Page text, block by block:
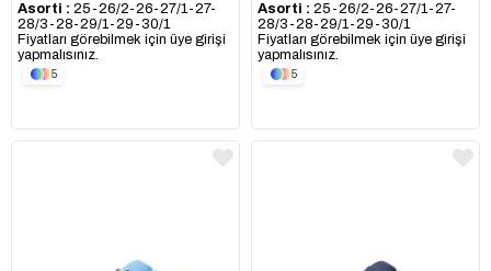
Asorti : 25-26/2-26-27/1-27-
28/3-28-29/1-29-30/1
Fiyatları görebilmek için üye girişi
yapmalısınız.
5
Asorti : 25-26/2-26-27/1-27-
28/3-28-29/1-29-30/1
Fiyatları görebilmek için üye girişi
yapmalısınız.
5